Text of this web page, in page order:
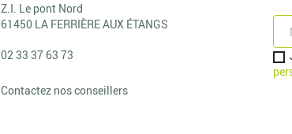
Z.I. Le pont Nord
61450 LA FERRIÈRE AUX ÉTANGS
02 33 37 63 73
Contactez nos conseillers